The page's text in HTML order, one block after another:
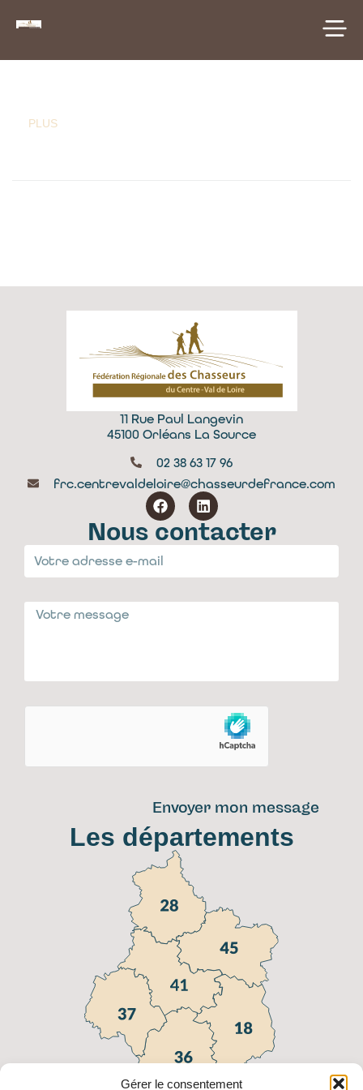
Gérer le consentement
PLUS
11 Rue Paul Langevin
45100 Orléans La Source
02 38 63 17 96
frc.centrevaldeloire@chasseurdefrance.com
Nous contacter
Envoyer mon message
Les départements